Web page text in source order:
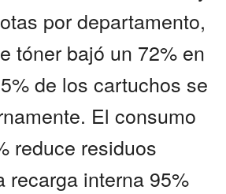
por departamento,
tóner bajó un 72% en
de los cartuchos se
El consumo
reduce residuos
recarga interna 95%